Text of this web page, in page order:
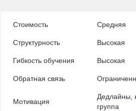
Стоимость Средняя
Структурность Высокая
Гибкость обучения Высокая
Обратная связь
Мотивация
Дедлайны,
группа